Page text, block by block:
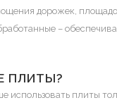
дорожек,
–
ПЛИТЫ?
использовать плиты